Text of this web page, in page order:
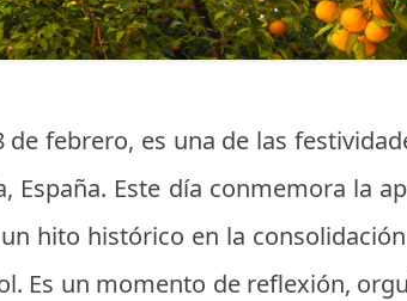
de febrero, es una de las
España. Este día conmemora la
hito histórico en la
Es un momento de reflexión,